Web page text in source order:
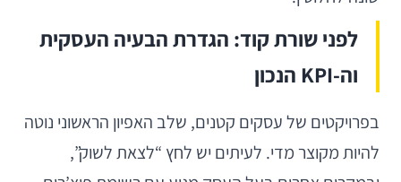
לפני שורת קוד: הגדרת הבעיה העסקית
וה-KPI הנכון
בפרויקטים של עסקים קטנים, שלב האפיון הראשוני נוטה
להיות מקוצר מדי. לעיתים יש לחץ “לצאת לשוק”,